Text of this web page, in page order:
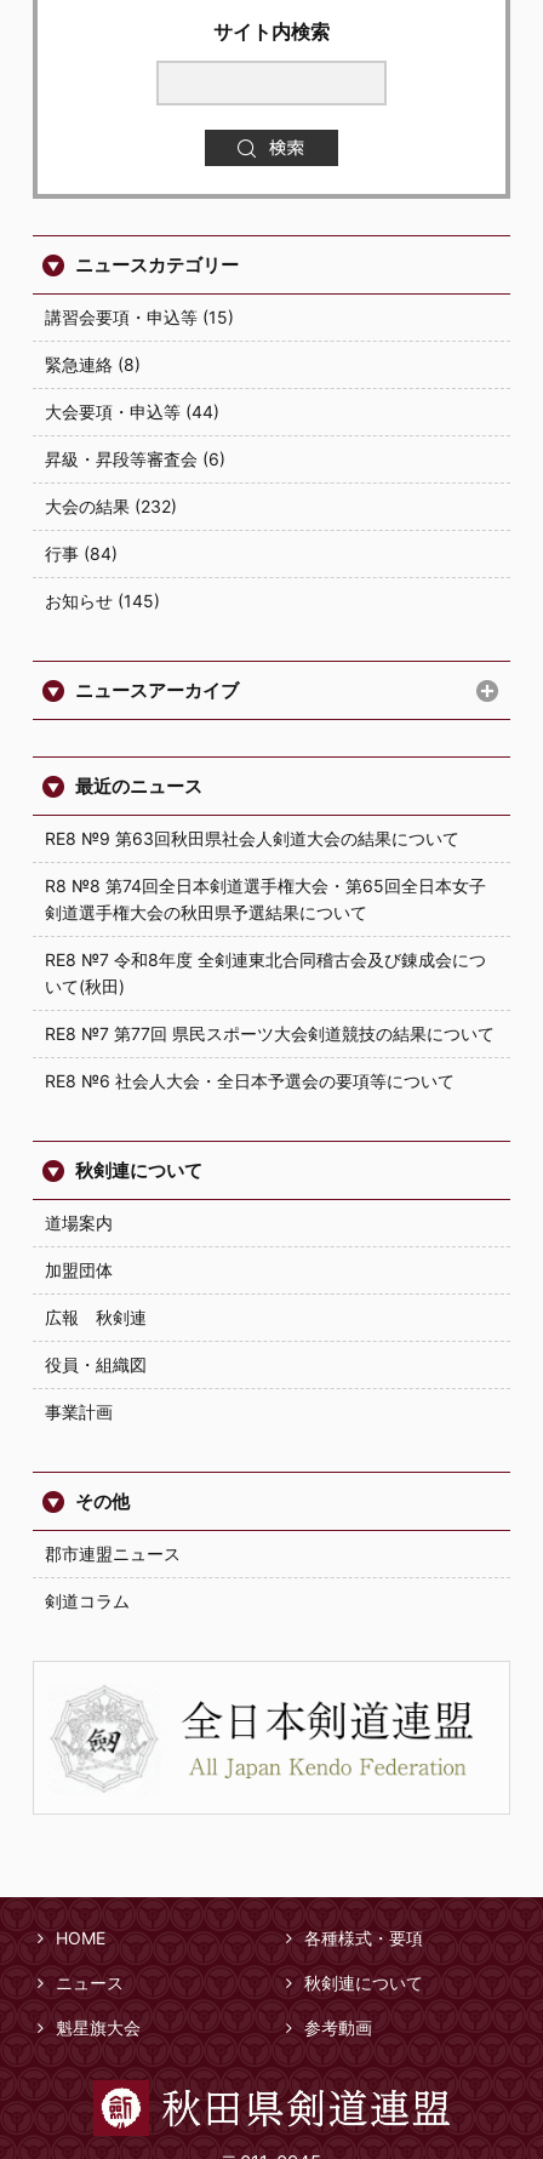
サイト内検索
ニュースカテゴリー
講習会要項・申込等 (15)
緊急連絡 (8)
大会要項・申込等 (44)
昇級・昇段等審査会 (6)
大会の結果 (232)
行事 (84)
お知らせ (145)
ニュースアーカイブ
最近のニュース
RE8 №9 第63回秋田県社会人剣道大会の結果について
R8 №8 第74回全日本剣道選手権大会・第65回全日本女子
剣道選手権大会の秋田県予選結果について
RE8 №7 令和8年度 全剣連東北合同稽古会及び錬成会につ
いて(秋田)
RE8 №7 第77回 県民スポーツ大会剣道競技の結果について
RE8 №6 社会人大会・全日本予選会の要項等について
秋剣連について
道場案内
加盟団体
広報 秋剣連
役員・組織図
事業計画
その他
郡市連盟ニュース
剣道コラム
HOME
ニュース
魁星旗大会
各種様式・要項
秋剣連について
参考動画